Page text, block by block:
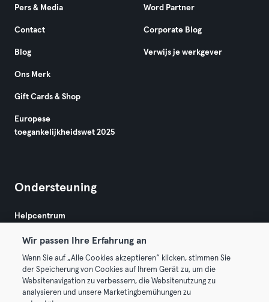
Pers & Media
Contact
Blog
Ons Merk
Gift Cards & Shop
Europese
toegankelijkheidswet 2025
Word Partner
Corporate Blog
Verwijs je werkgever
Ondersteuning
Helpcentrum
Wir passen Ihre Erfahrung an
Wenn Sie auf „Alle Cookies akzeptieren“ klicken, stimmen Sie
der Speicherung von Cookies auf Ihrem Gerät zu, um die
Websitenavigation zu verbessern, die Websitenutzung zu
analysieren und unsere Marketingbemühungen zu